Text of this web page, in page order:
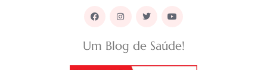
Um Blog de Saúde!